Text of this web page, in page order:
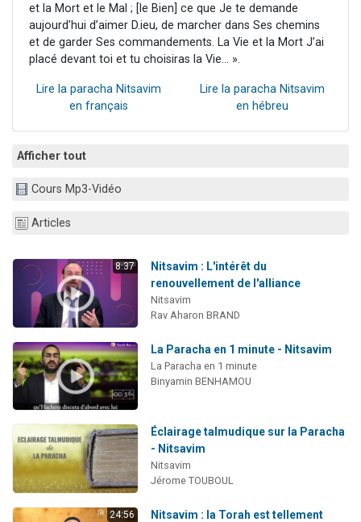
et la Mort et le Mal ; [le Bien] ce que Je te demande
aujourd’hui d’aimer D.ieu, de marcher dans Ses chemins
et de garder Ses commandements. La Vie et la Mort J’ai
placé devant toi et tu choisiras la Vie… ».
Lire la paracha Nitsavim
en français
Lire la paracha Nitsavim
en hébreu
Afficher tout
Cours Mp3-Vidéo
Articles
8:37
Nitsavim : L'intérêt du
renouvellement de l'alliance
Nitsavim
Rav Aharon BRAND
La Paracha en 1 minute - Nitsavim
La Paracha en 1 minute
Binyamin BENHAMOU
Éclairage talmudique sur la Paracha
- Nitsavim
Nitsavim
Jérome TOUBOUL
24:56
Nitsavim : la Torah est tellement